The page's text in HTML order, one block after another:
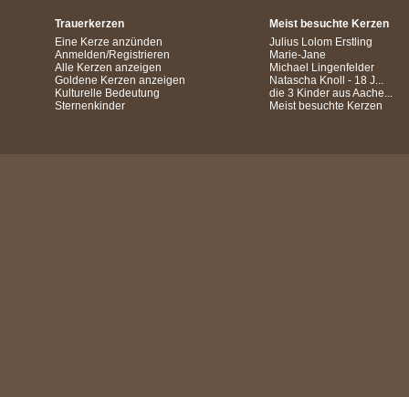
Trauerkerzen
Eine Kerze anzünden
Anmelden/Registrieren
Alle Kerzen anzeigen
Goldene Kerzen anzeigen
Kulturelle Bedeutung
Sternenkinder
Meist besuchte Kerzen
Julius Lolom Erstling
Marie-Jane
Michael Lingenfelder
Natascha Knoll - 18 J...
die 3 Kinder aus Aache...
Meist besuchte Kerzen